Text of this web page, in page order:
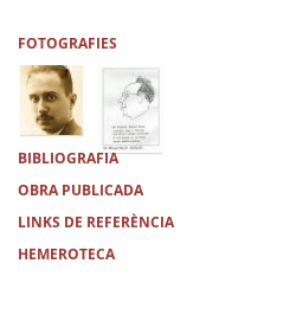
FOTOGRAFIES
BIBLIOGRAFIA
OBRA PUBLICADA
LINKS DE REFERÈNCIA
HEMEROTECA